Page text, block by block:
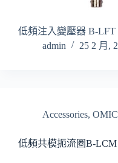
低頻注入變壓器 B-
admin
25 2 月,
Accessories,
低頻共模扼流圈B-LCM